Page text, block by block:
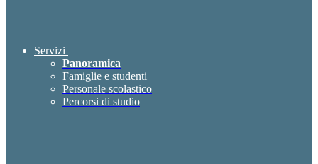
Servizi
Panoramica
Famiglie e studenti
Personale scolastico
Percorsi di studio